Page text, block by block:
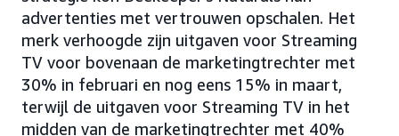
advertenties met vertrouwen opschalen. Het
merk verhoogde zijn uitgaven voor Streaming
TV voor bovenaan de marketingtrechter met
30% in februari en nog eens 15% in maart,
terwijl de uitgaven voor Streaming TV in het
midden van de marketingtrechter met 40%